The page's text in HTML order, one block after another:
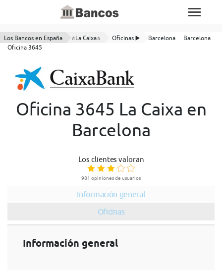
Los Bancos en España ⭐La Caixa⭐ Oficinas ▶️ Barcelona
Barcelona
Oficina 3645
Oficina 3645 La Caixa en
Barcelona
Los clientes valoran
981 opiniones de usuarios
Información general
Oficinas
Información general